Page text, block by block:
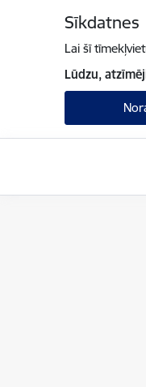
Sīkdatnes
Lai šī
Lūdzu,